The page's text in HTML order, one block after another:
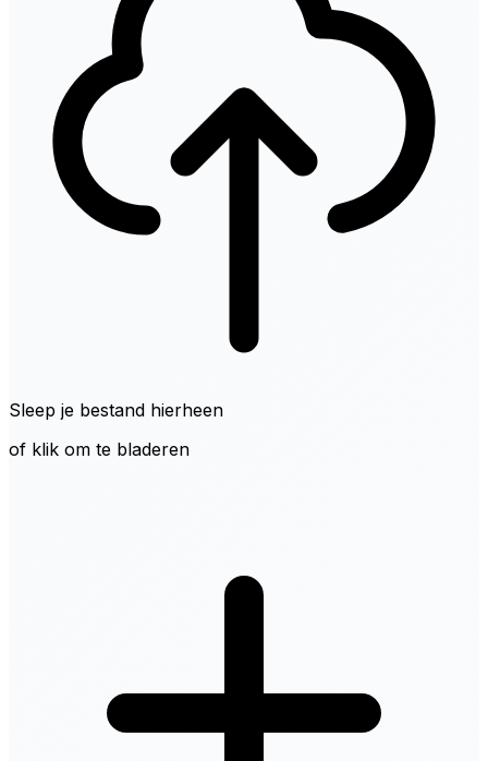
Sleep je bestand hierheen
of klik om te bladeren